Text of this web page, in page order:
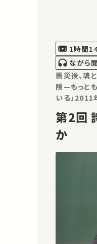
1時間
ながら
震災後、魂
険—もっと
いる」2011
第2回 詩はなぜ死を語るの
か